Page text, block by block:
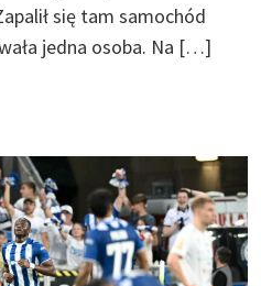
się tam samochód
jedna osoba. Na […]